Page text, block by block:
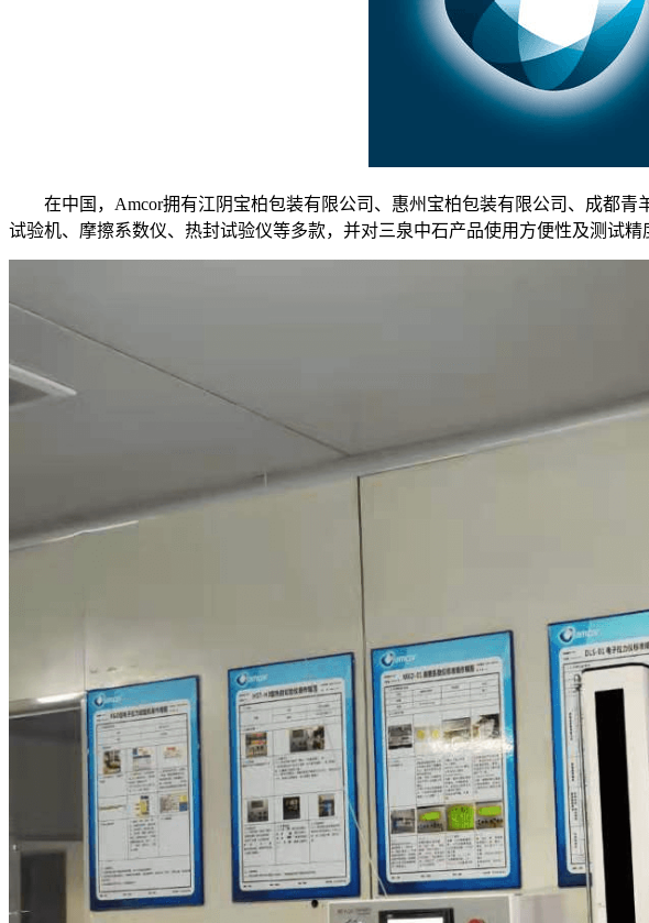
在中国，Amcor拥有江阴宝柏包装有限公司、惠州宝柏包装有限公司、成都青
试验机、摩擦系数仪、热封试验仪等多款，并对三泉中石产品使用方便性及测试精